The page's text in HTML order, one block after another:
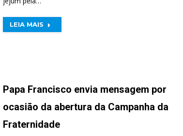
LEIA MAIS
Papa Francisco envia mensagem por
ocasião da abertura da Campanha da
Fraternidade